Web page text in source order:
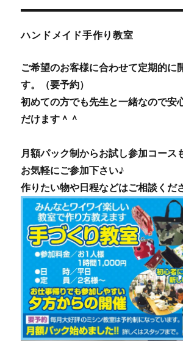
ハンドメイド手作り教室
ご希望のお客様に合わせて定期的に
す。（要予約）
初めての方でも先生と一緒なので安
だけます＾＾
月額パック制からお試し参加コース
お気軽にご参加下さい♪
作りたい物や日程などはご相談くだ